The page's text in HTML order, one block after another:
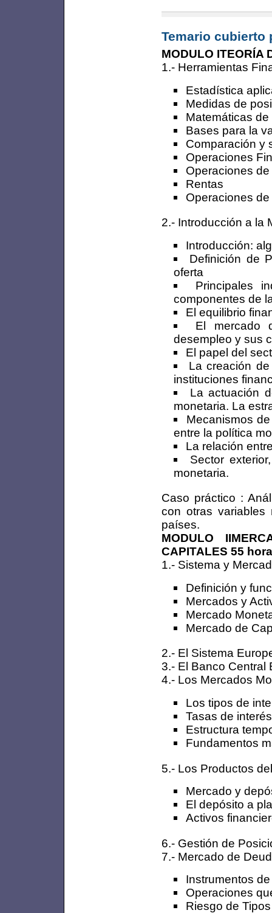
Temario cubierto
MODULO ITEORÍA
1.- Herramientas
Estadística
Medidas de
Matemáticas
Bases para la
Comparación y
Operaciones
Operaciones
Rentas
Operaciones
2.- Introducción a la
Introducción:
Definición de
oferta
Principales
componentes de
El equilibrio
El mercado
desempleo y sus
El papel del
La creación
instituciones
La actuación
monetaria. La
Mecanismos
entre la política
La relación
Sector
monetaria.
Caso práctico :
con otras
países.
MODULO
CAPITALES 55
1.- Sistema y
Definición y
Mercados y
Mercado
Mercado de
2.- El Sistema
3.- El Banco Central
4.- Los Mercados
Los tipos de
Tasas de
Estructura
Fundamentos
5.- Los Productos
Mercado y
El depósito a
Activos
6.- Gestión de
7.- Mercado de
Instrumentos
Operaciones
Riesgo de